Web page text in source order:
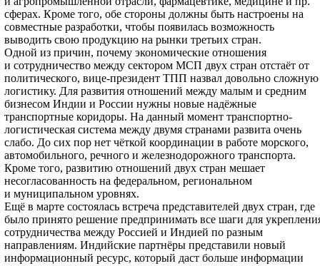
сферах. Кроме того, обе стороны должны быть настроены на
совместные разработки, чтобы появилась возможность
выводить свою продукцию на рынки третьих стран.
Одной из причин, почему экономические отношения
и сотрудничество между сектором МСП двух стран отстаёт от
политического, вице-президент ТПП назвал довольно сложную
логистику. Для развития отношений между малым и средним
бизнесом Индии и России нужны новые надёжные
транспортные коридоры. На данный момент транспортно-
логистическая система между двумя странами развита очень
слабо. До сих пор нет чёткой координации в работе морского,
автомобильного, речного и железнодорожного транспорта.
Кроме того, развитию отношений двух стран мешает
несогласованность на федеральном, региональном
и муниципальном уровнях.
Ещё в марте состоялась встреча представителей двух стран, где
было принято решение предпринимать все шаги для
сотрудничества между Россией и Индией по разным
направлениям. Индийские партнёры представили новый
информационный ресурс, который даст больше информации